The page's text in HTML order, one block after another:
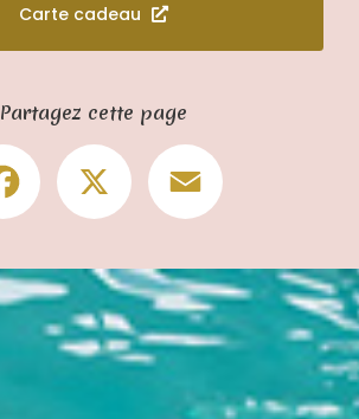
Carte cadeau
Partagez cette page
Facebook